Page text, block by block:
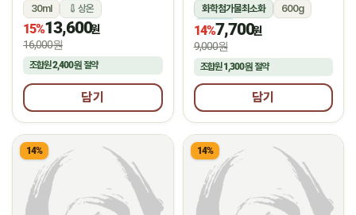
30ml 상온
15%13,600원
16,000원
조합원2,400원 절약
담기
화학첨가물최소화
600g
냉장
14%7,700원
9,000원
조합원1,300원절약
담기
14% 14%